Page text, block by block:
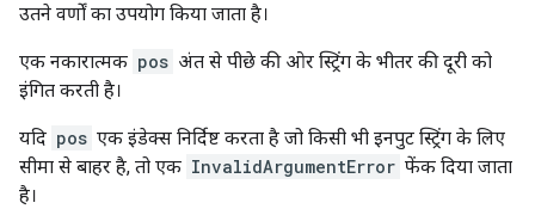
उतने वर्णों का उपयोग किया जाता है।
एक नकारात्मक pos अंत से पीछे की ओर स्ट्रिंग के भीतर की दूरी को
इंगित करती है।
यदि pos एक इंडेक्स निर्दिष्ट करता है जो किसी भी इनपुट स्ट्रिंग के लिए
सीमा से बाहर है, तो एक InvalidArgumentError फेंक दिया जाता
है।